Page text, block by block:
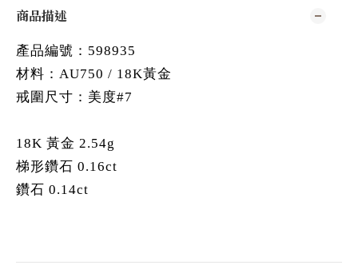
商品描述
產品編號：598935
材料：AU750 / 18K黃金
戒圍尺寸：美度#7
18K 黃金 2.54g
梯形鑽石 0.16ct
鑽石 0.14ct